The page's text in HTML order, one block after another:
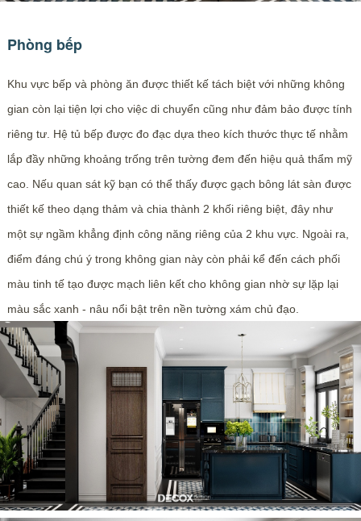
Phòng bếp
Khu vực bếp và phòng ăn được thiết kế tách biệt với những không
gian còn lại tiện lợi cho việc di chuyển cũng như đảm bảo được tính
riêng tư. Hệ tủ bếp được đo đạc dựa theo kích thước thực tế nhằm
lắp đầy những khoảng trống trên tường đem đến hiệu quả thẩm mỹ
cao. Nếu quan sát kỹ bạn có thể thấy được gạch bông lát sàn được
thiết kế theo dạng thảm và chia thành 2 khối riêng biệt, đây như
một sự ngầm khẳng định công năng riêng của 2 khu vực. Ngoài ra,
điểm đáng chú ý trong không gian này còn phải kể đến cách phối
màu tinh tế tạo được mạch liên kết cho không gian nhờ sự lặp lại
màu sắc xanh - nâu nổi bật trên nền tường xám chủ đạo.